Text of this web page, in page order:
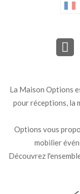
La Maison Options
pour réceptions, la
Options vous
mobilier
Découvrez